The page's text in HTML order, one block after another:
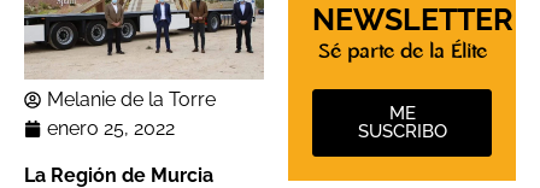
Melanie de la Torre
enero 25, 2022
La Región de Murcia
NEWSLETTER
Sé parte de la Élite
ME
SUSCRIBO